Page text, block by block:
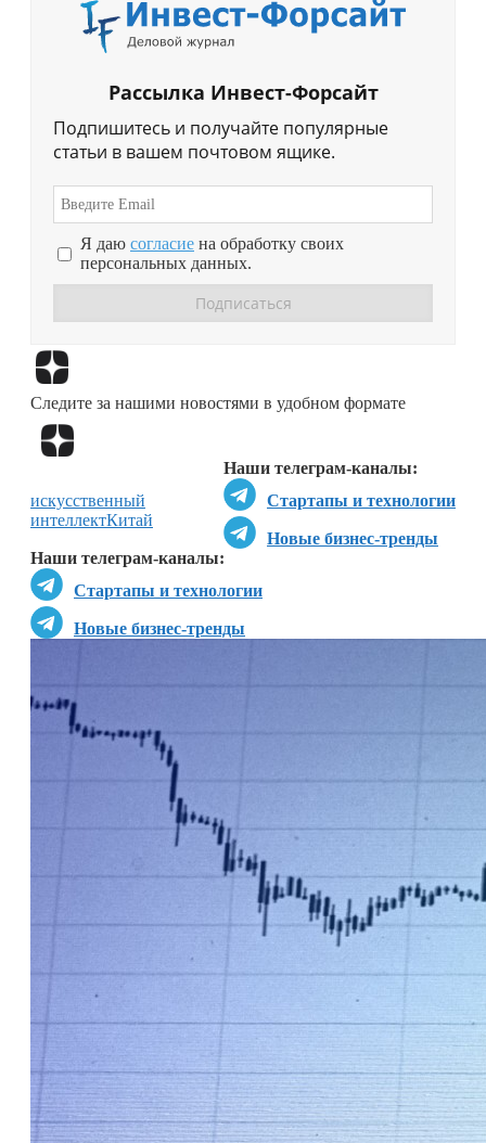
Рассылка Инвест-Форсайт
Подпишитесь и получайте популярные
статьи в вашем почтовом ящике.
Я даю согласие на обработку своих
персональных данных.
Следите за нашими новостями в удобном формате
Наши телеграм-каналы:
Стартапы и технологии
Новые бизнес-тренды
Наши телеграм-каналы:
Стартапы и технологии
Новые бизнес-тренды
искусственный
интеллектКитай